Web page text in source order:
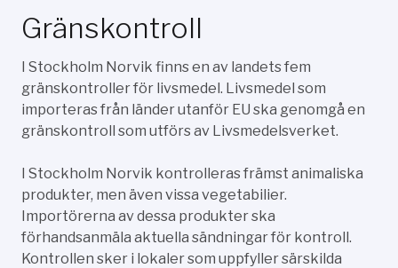
Gränskontroll
I Stockholm Norvik finns en av landets fem
gränskontroller för livsmedel. Livsmedel som
importeras från länder utanför EU ska genomgå en
gränskontroll som utförs av Livsmedelsverket.
I Stockholm Norvik kontrolleras främst animaliska
produkter, men även vissa vegetabilier.
Importörerna av dessa produkter ska
förhandsanmäla aktuella sändningar för kontroll.
Kontrollen sker i lokaler som uppfyller särskilda